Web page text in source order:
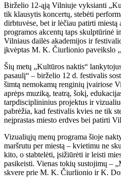
Birželio 12-ąją Vilniuje vyksianti
tik klausytis koncertų, stebėti
dirbtuvėse, bet ir lėčiau patirti
programos akcentų taps skulptūrinė
Vilniaus dailės akademijos ir
įkvėptas M. K. Čiurlionio paveikslo
Šių metų „Kultūros naktis“
pasaulį“ – birželio 12 d. festivalis
šimtą nemokamų renginių įvairiose
aprėps muziką, teatrą, šokį,
tarpdisciplininius projektus ir
pabrėžia, kad festivalis kvies ne tik
neįprastas miesto erdves bei patirti
Vizualiųjų menų programa šioje
maršrutu per miestą – kvietimu ne
kito, o stabtelėti, įsižiūrėti ir leisti
pasikeisti. Vienas tokių sustojimų –
skvere prie M. K. Čiurlionio ir K.